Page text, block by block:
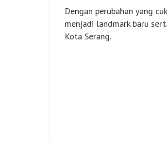
Dengan perubahan yang
menjadi landmark baru
Kota Serang.